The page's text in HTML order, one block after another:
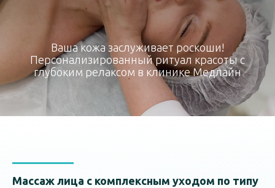
Ваша кожа заслуживает роскоши!
Персонализированный ритуал красоты с
глубоким релаксом в клинике Медлайн
Массаж лица с комплексным уходом по типу